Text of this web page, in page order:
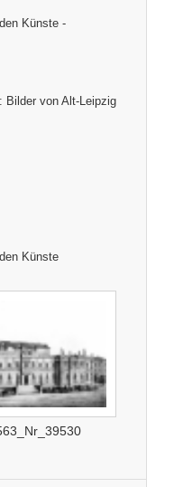
Künste -
Bilder von Alt-Leipzig
Künste